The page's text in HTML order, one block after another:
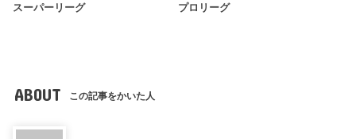
スーパーリーグ
プロリーグ
ABOUT この記事をかいた人